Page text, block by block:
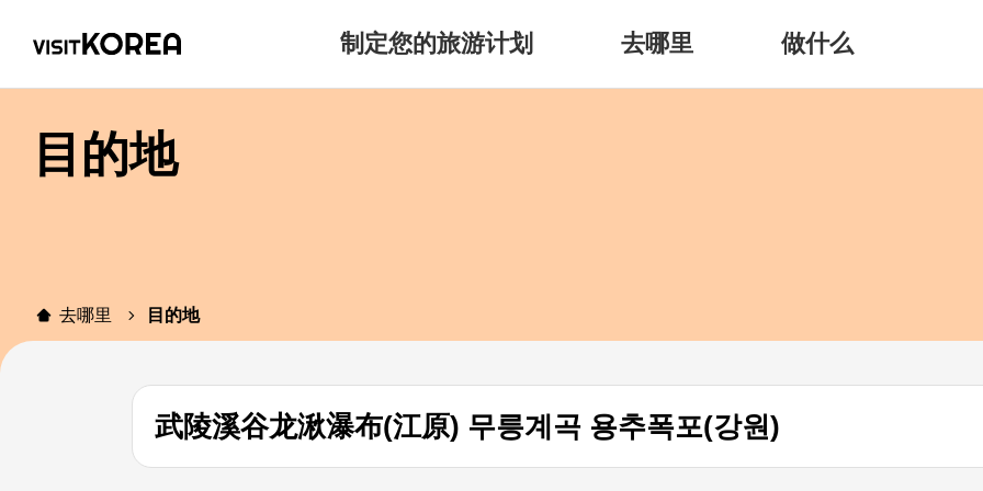
制定您的旅游计划 去哪里 做什么
目的地
去哪里 目的地
武陵溪谷龙湫瀑布(江原) 무릉계곡 용추폭포(강원)